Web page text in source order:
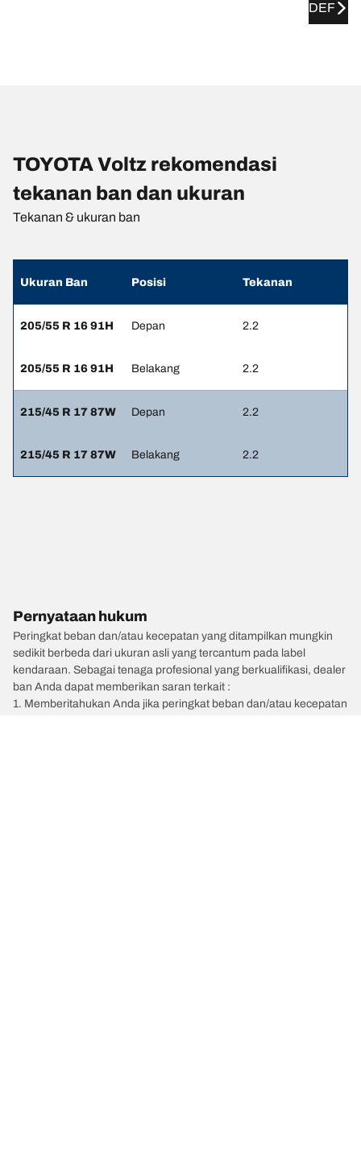
DEF
TOYOTA Voltz rekomendasi
tekanan ban dan ukuran
Tekanan & ukuran ban
Ukuran Ban Posisi Tekanan
205/55 R 16 91H Depan 2.2
205/55 R 16 91H Belakang 2.2
215/45 R 17 87W Depan 2.2
215/45 R 17 87W Belakang 2.2
Pernyataan hukum
Peringkat beban dan/atau kecepatan yang ditampilkan mungkin
sedikit berbeda dari ukuran asli yang tercantum pada label
kendaraan. Sebagai tenaga profesional yang berkualifikasi, dealer
ban Anda dapat memberikan saran terkait :
1. Memberitahukan Anda jika peringkat beban dan/atau kecepatan